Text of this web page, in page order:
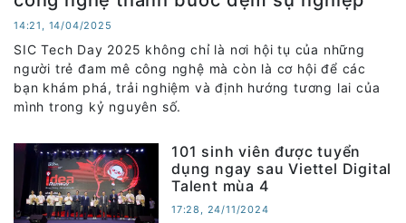
14:21, 14/04/2025
SIC Tech Day 2025 không chỉ là nơi hội tụ của những
người trẻ đam mê công nghệ mà còn là cơ hội để các
bạn khám phá, trải nghiệm và định hướng tương lai của
mình trong kỷ nguyên số.
101 sinh viên được tuyển
dụng ngay sau Viettel Digital
Talent mùa 4
17:28, 24/11/2024